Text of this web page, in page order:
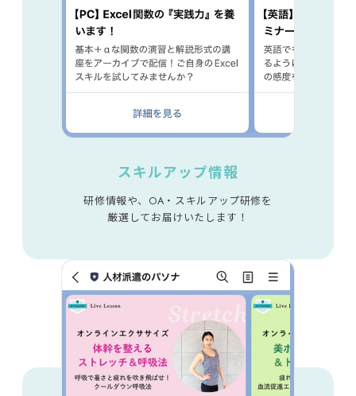
スキルアップ情報
研修情報や、OA・スキルアップ研修を
厳選してお届けいたします！